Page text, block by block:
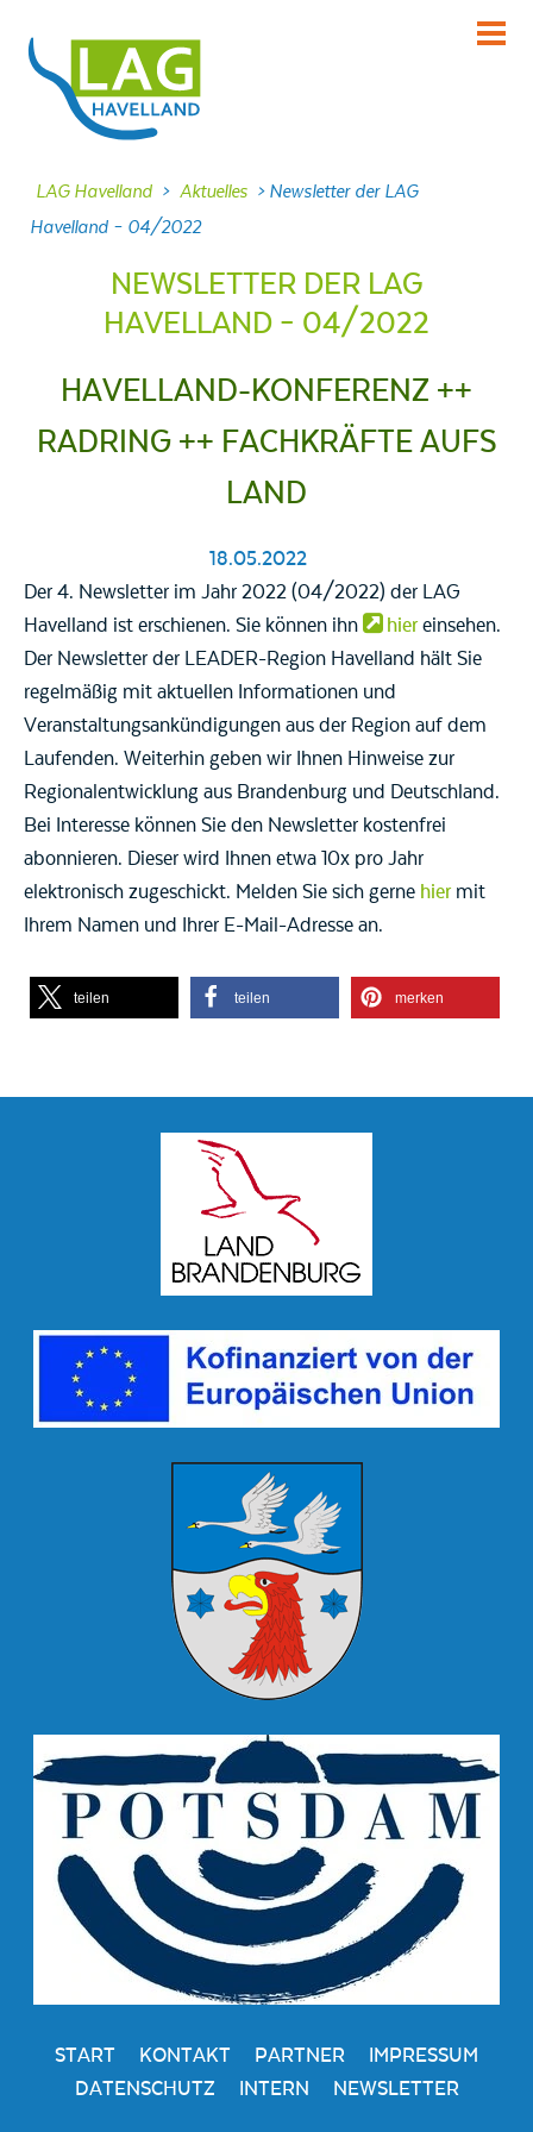
KENNENLERNEN
INFORMIEREN
Projekte
DABEI SEIN
Dokumente
FRAGEN
LAG Havelland > Aktuelles > Newsletter der LAG
Havelland – 04/2022
NEWSLETTER DER LAG
HAVELLAND – 04/2022
HAVELLAND-KONFERENZ ++
RADRING ++ FACHKRÄFTE AUFS
LAND
18.05.2022
Der 4. Newsletter im Jahr 2022 (04/2022) der LAG
Havelland ist erschienen. Sie können ihn
hiereinsehen.
Der Newsletter der LEADER-Region Havelland hält Sie
regelmäßig mit aktuellen Informationen und
Veranstaltungsankündigungen aus der Region auf dem
Laufenden. Weiterhin geben wir Ihnen Hinweise zur
Regionalentwicklung aus Brandenburg und Deutschland.
Bei Interesse können Sie den Newsletter kostenfrei
abonnieren. Dieser wird Ihnen etwa 10x pro Jahr
elektronisch zugeschickt. Melden Sie sich gerne hiermit
Ihrem Namen und Ihrer E-Mail-Adresse an.
teilen teilen merken
START KONTAKT PARTNER
IMPRESSUM
DATENSCHUTZ
INTERN NEWSLETTER